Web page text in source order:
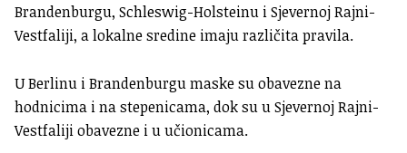
Brandenburgu, Schleswig-Holsteinu i Sjevernoj Rajni-
Vestfaliji, a lokalne sredine imaju različita pravila.
U Berlinu i Brandenburgu maske su obavezne na
hodnicima i na stepenicama, dok su u Sjevernoj Rajni-
Vestfaliji obavezne i u učionicama.